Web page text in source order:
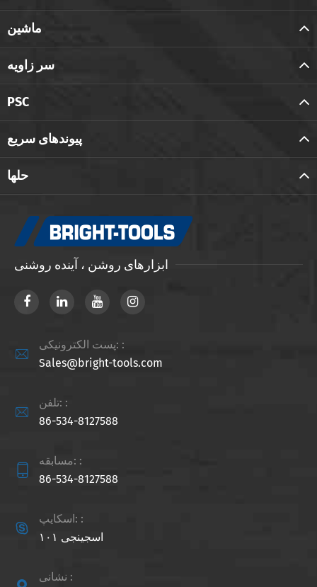
ماشین
سر زاویه
PSC
پیوندهای سریع
حلها
ابزارهای روشن ، آینده روشنی

پست الکترونیکی: :
Sales@bright-tools.com

تلفن: :
86-534-8127588

مسابقه: :
86-534-8127588

اسکایپ: :
اسجینجی ۱۰۱
نشانی :